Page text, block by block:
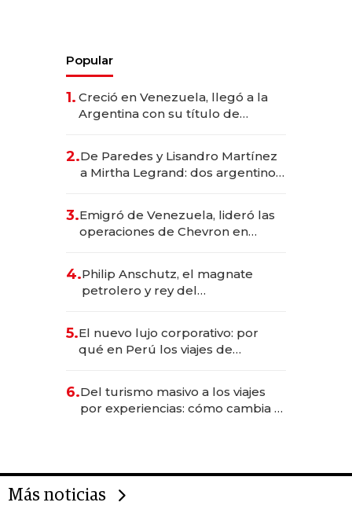
Popular
1. Creció en Venezuela, llegó a la
Argentina con su título de
las marcas "fast premium"
2.De Paredes y Lisandro Martínez
a Mirtha Legrand: dos argentinos
3.Emigró de Venezuela, lideró las
operaciones de Chevron en
4.Philip Anschutz, el magnate
petrolero y rey del
Fénix
5.El nuevo lujo corporativo: por
qué en Perú los viajes de
transformadoras
6.Del turismo masivo a los viajes
por experiencias: cómo cambia el
Más noticias